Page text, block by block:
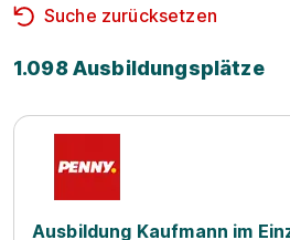
Suche zurücksetzen
1.098 Ausbildungsplätze
Ausbildung Kaufmann im